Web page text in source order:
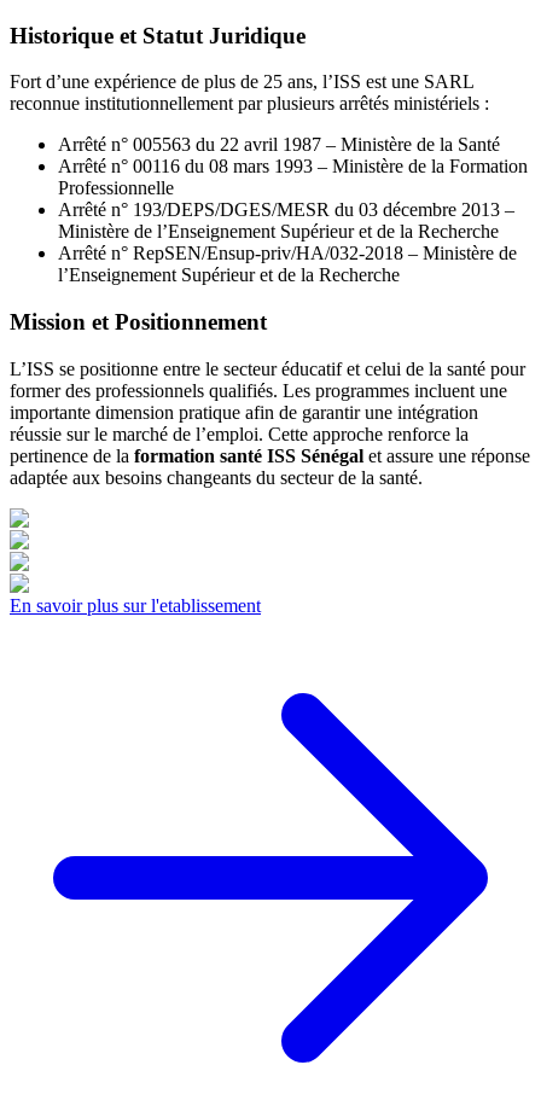
Historique et Statut Juridique
Fort d’une expérience de plus de 25 ans, l’ISS est une SARL
reconnue institutionnellement par plusieurs arrêtés ministériels :
Arrêté n° 005563 du 22 avril 1987 – Ministère de la Santé
Arrêté n° 00116 du 08 mars 1993 – Ministère de la Formation
Professionnelle
Arrêté n° 193/DEPS/DGES/MESR du 03 décembre 2013 –
Ministère de l’Enseignement Supérieur et de la Recherche
Arrêté n° RepSEN/Ensup-priv/HA/032-2018 – Ministère de
l’Enseignement Supérieur et de la Recherche
Mission et Positionnement
L’ISS se positionne entre le secteur éducatif et celui de la santé pour
former des professionnels qualifiés. Les programmes incluent une
importante dimension pratique afin de garantir une intégration
réussie sur le marché de l’emploi. Cette approche renforce la
pertinence de la formation santé ISS Sénégal et assure une réponse
adaptée aux besoins changeants du secteur de la santé.
En savoir plus sur l'etablissement